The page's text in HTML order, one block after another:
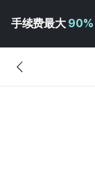
手续费最大 90%